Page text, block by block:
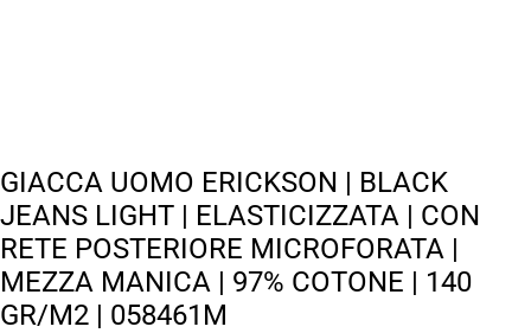
GIACCA UOMO ERICKSON | BLACK
JEANS LIGHT | ELASTICIZZATA | CON
RETE POSTERIORE MICROFORATA |
MEZZA MANICA | 97% COTONE | 140
GR/M2 | 058461M